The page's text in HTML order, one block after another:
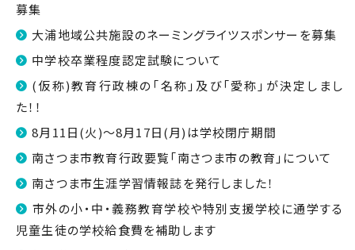
募集
大浦地域公共施設のネーミングライツスポンサーを募集
中学校卒業程度認定試験について
(仮称)教育行政棟の「名称」及び「愛称」が決定しまし
た！！
8月11日(火)～8月17日(月)は学校閉庁期間
南さつま市教育行政要覧「南さつま市の教育」について
南さつま市生涯学習情報誌を発行しました！
市外の小・中・義務教育学校や特別支援学校に通学する
児童生徒の学校給食費を補助します